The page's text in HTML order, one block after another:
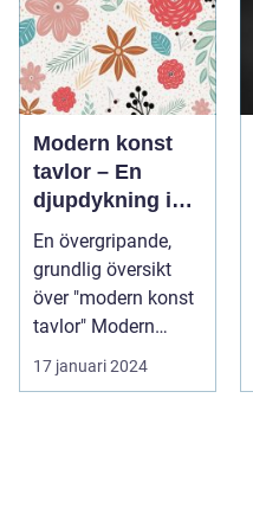
Modern konst
tavlor – En
djupdykning i
konstvärlden
En övergripande,
grundlig översikt
över "modern konst
tavlor" Modern
konst har alltid varit
en dyna...
17 januari 2024